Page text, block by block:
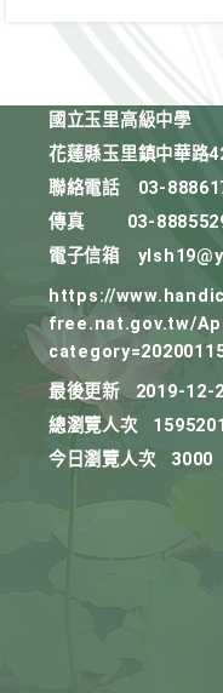
國立玉里高級中學
花蓮縣玉里鎮中華路
聯絡電話
03-
傳真
03-
電子信箱
https://
free.nat.gov.tw/
最後更新
2019-12-
總瀏覽人次
今日瀏覽人次
3000